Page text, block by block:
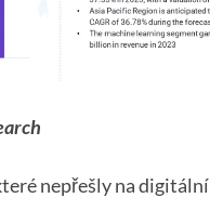
nepřešly na digitální